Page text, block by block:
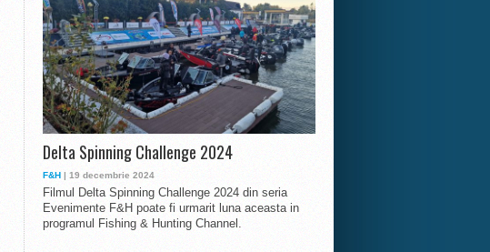
Delta Spinning Challenge 2024
F&H | 19 decembrie 2024
Filmul Delta Spinning Challenge 2024 din seria
Evenimente F&H poate fi urmarit luna aceasta in
programul Fishing & Hunting Channel.